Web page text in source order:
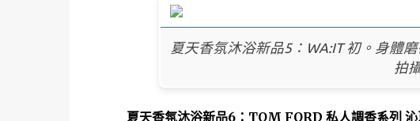
夏天香氛沐浴新品5：WA:IT 初。身體
拍
夏天香氛沐浴新品6：TOM FORD 私人調香系列